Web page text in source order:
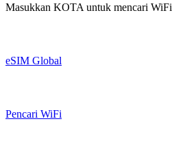
Masukkan KOTA untuk mencari WiFi
eSIM Global
Pencari WiFi